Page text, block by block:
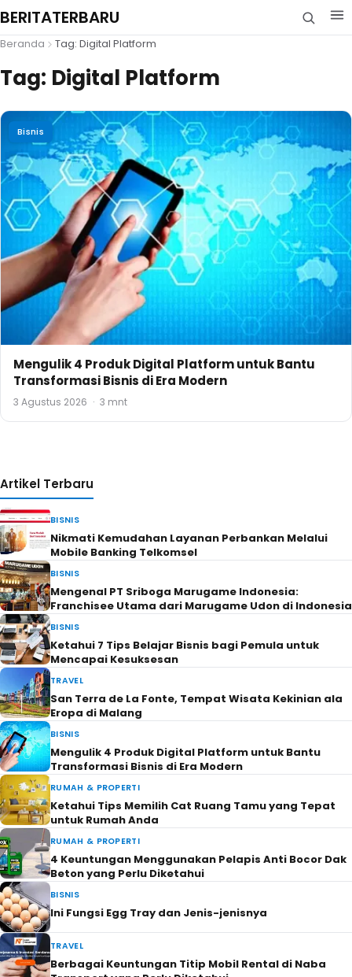
BERITATERBARU
Beranda Tag: Digital Platform
Tag: Digital Platform
Bisnis
Mengulik 4 Produk Digital Platform untuk Bantu
Transformasi Bisnis di Era Modern
3 Agustus 2026 · 3 mnt
Artikel Terbaru
BISNIS
Nikmati Kemudahan Layanan Perbankan Melalui
Mobile Banking Telkomsel
BISNIS
Mengenal PT Sriboga Marugame Indonesia:
Franchisee Utama dari Marugame Udon di Indonesia
BISNIS
Ketahui 7 Tips Belajar Bisnis bagi Pemula untuk
Mencapai Kesuksesan
TRAVEL
San Terra de La Fonte, Tempat Wisata Kekinian ala
Eropa di Malang
BISNIS
Mengulik 4 Produk Digital Platform untuk Bantu
Transformasi Bisnis di Era Modern
RUMAH & PROPERTI
Ketahui Tips Memilih Cat Ruang Tamu yang Tepat
untuk Rumah Anda
RUMAH & PROPERTI
4 Keuntungan Menggunakan Pelapis Anti Bocor Dak
Beton yang Perlu Diketahui
BISNIS
Ini Fungsi Egg Tray dan Jenis-jenisnya
TRAVEL
Berbagai Keuntungan Titip Mobil Rental di Naba